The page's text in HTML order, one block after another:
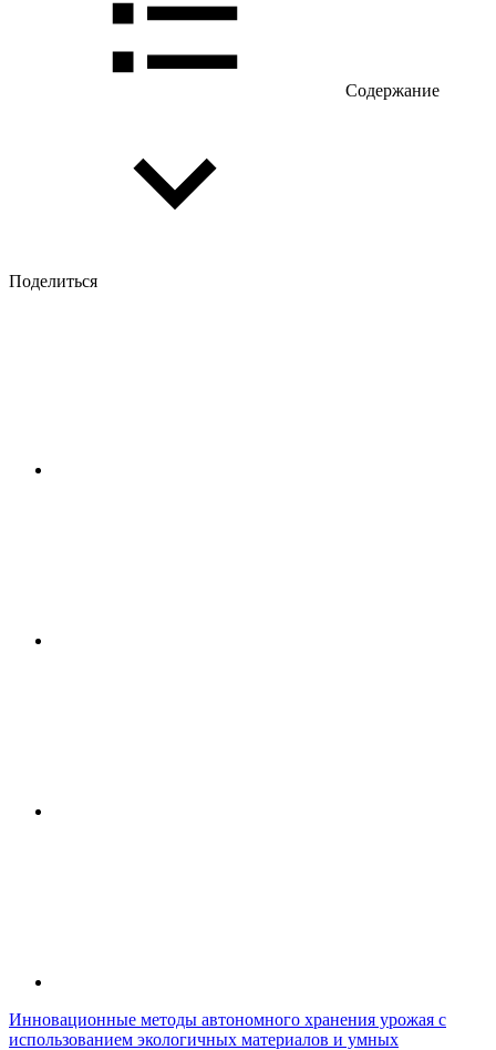
Содержание
Поделиться
Инновационные методы автономного хранения урожая с
использованием экологичных материалов и умных